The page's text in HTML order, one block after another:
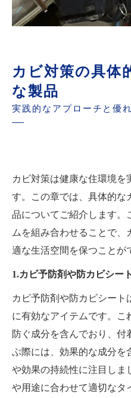
カビ対策の具体
な製品
実践的なアプローチと優
カビ対策は健康な住環境
す。この章では、具体的な
品についてご紹介します。
ムを組み合わせることで
適な生活空間を保つことが
1.カビ予防剤や防カビシー
カビ予防剤や防カビシート
に有効なアイテムです。こ
防ぐ成分を含んでおり、付
ぶ際には、効果的な成分を
や効果の持続性に注目しま
や用途に合わせて適切なタ